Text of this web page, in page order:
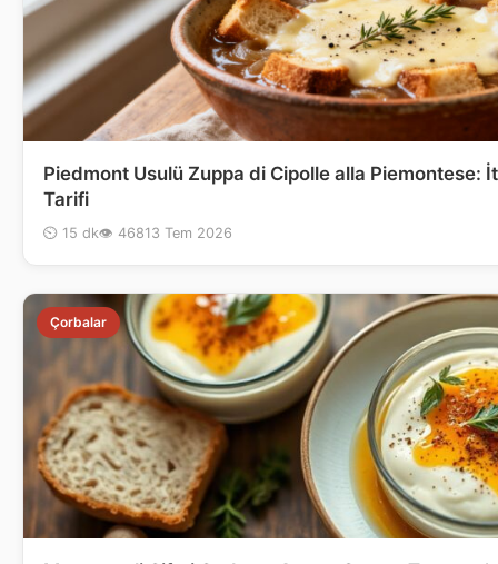
Piedmont Usulü Zuppa di Cipolle alla Piemontese:
Tarifi
⏲ 15 dk👁 46813 Tem 2026
Çorbalar